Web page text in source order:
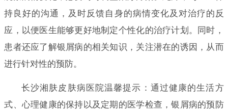
持良好的沟通，及时反馈自身的病情变化及对治疗的反
应，以便医生能够更好地制定个性化的治疗计划。同时，
患者还应了解银屑病的相关知识，关注潜在的诱因，从而
进行针对性的预防。
长沙湘肤皮肤病医院温馨提示：通过健康的生活方
式、心理健康的保持以及定期的医学检查，银屑病的预防